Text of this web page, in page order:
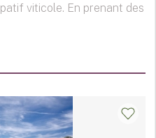
viticole. En prenant des